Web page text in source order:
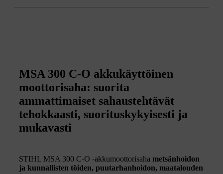
MSA 300 C-O akkukäyttöinen
moottorisaha: suorita
ammattimaiset sahaustehtävät
tehokkaasti, suorituskykyisesti ja
mukavasti
STIHL MSA 300 C-O -akkumoottorisaha metsänhoidon
ja kunnallisten töiden, puutarhanhoidon, maatalouden